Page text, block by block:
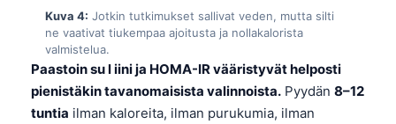
Kuva 4: Jotkin tutkimukset sallivat veden, mutta silti
ne vaativat tiukempaa ajoitusta ja nollakalorista
valmistelua.
Paastoin su l iini ja HOMA-IR vääristyvät helposti
pienistäkin tavanomaisista valinnoista. Pyydän 8–12
tuntia ilman kaloreita, ilman purukumia, ilman